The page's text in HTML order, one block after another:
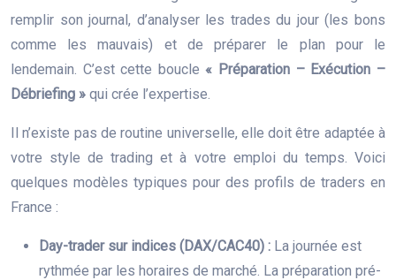
remplir son journal, d’analyser les trades du jour (les bons
comme les mauvais) et de préparer le plan pour le
lendemain. C’est cette boucle« Préparation – Exécution –
Débriefing » qui crée l’expertise.
Il n’existe pas de routine universelle, elle doit être adaptée à
votre style de trading et à votre emploi du temps. Voici
quelques modèles typiques pour des profils de traders en
France :
Day-trader sur indices (DAX/CAC40) : La journée est
rythmée par les horaires de marché. La préparation pré-